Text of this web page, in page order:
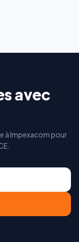
avec
à Impexacom pour